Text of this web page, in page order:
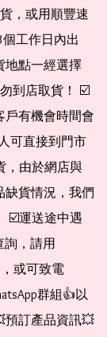
，或用順豐速
工作日內出
地點一經選擇
到店取貨！ ☑️
戶有機會時間會
可直接到門市
，由於網店與
缺貨情況，我們
☑️運送途中遇
詢，請用
或可致電
群組👍以
預訂產品資訊💥